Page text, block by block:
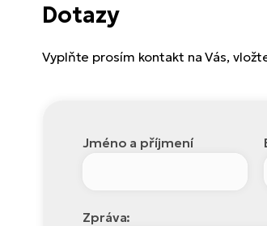
Dotazy
Vyplňte prosím kontakt na Vás,
Jméno a příjmení
Zpráva: